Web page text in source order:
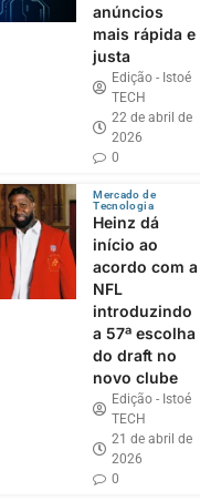
anúncios
mais rápida e
justa
Edição - Istoé
TECH
22 de abril de
2026
0
Mercado de
Tecnologia
Heinz dá
início ao
acordo com a
NFL
introduzindo
a 57ª escolha
do draft no
novo clube
Edição - Istoé
TECH
21 de abril de
2026
0